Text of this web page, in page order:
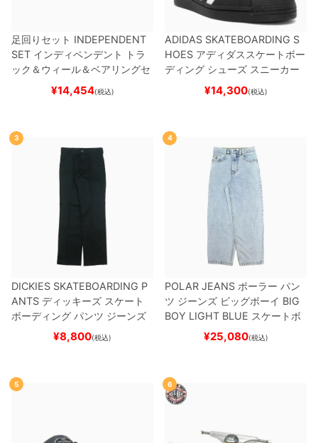
足回りセット INDEPENDENT
SET インディペンデント
トラ
ック＆ウィール＆ベアリングセ
（トリック用）
ード スケボー
¥14,454(税込)
ADIDAS SKATEBOARDING S
HOES アディダススケートボー
ディング シューズ スニーカー
スーパースター SUPERSTAR A
BLACK/WHITE/WHITE
ー
¥14,300(税込)
3
DICKIES SKATEBOARDING P
ANTS ディッキーズ スケート
ボーディング パンツ ジーンズ
SLIM FIT 30 LENGTH
スケートボード スケボー
¥8,800(税込)
4
POLAR JEANS ポーラー パン
ツ ジーンズ ビッグボーイ BIG
BOY LIGHT BLUE スケートボ
ード スケボー
¥25,080(税込)
5 6